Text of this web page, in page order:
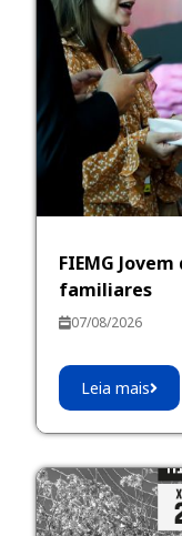
FIEMG
familiares
07/08/2026
Leia mais